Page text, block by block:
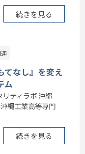
続きを見る
てなし』を変え
ム
リティラボ 沖縄
縄工業高等専門
続きを見る